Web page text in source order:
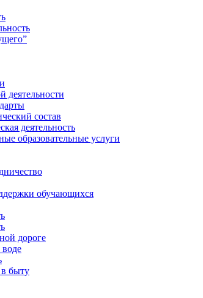
деятельности
состав
деятельность
образовательные услуги
обучающихся
дороге
в быту